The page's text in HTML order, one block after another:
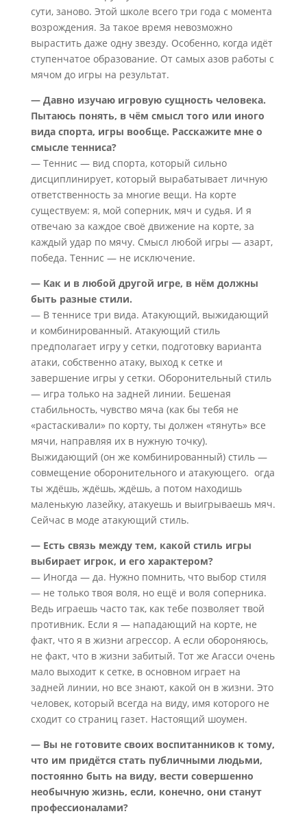
сути, заново. Этой школе всего три года с момента
возрождения. За такое время невозможно
вырастить даже одну звезду. Особенно, когда идёт
ступенчатое образование. От самых азов работы с
мячом до игры на результат.
— Давно изучаю игровую сущность человека.
Пытаюсь понять, в чём смысл того или иного
вида спорта, игры вообще. Расскажите мне о
смысле тенниса?
— Теннис — вид спорта, который сильно
дисциплинирует, который вырабатывает личную
ответственность за многие вещи. На корте
существуем: я, мой соперник, мяч и судья. И я
отвечаю за каждое своё движение на корте, за
каждый удар по мячу. Смысл любой игры — азарт,
победа. Теннис — не исключение.
— Как и в любой другой игре, в нём должны
быть разные стили.
— В теннисе три вида. Атакующий, выжидающий
и комбинированный. Атакующий стиль
предполагает игру у сетки, подготовку варианта
атаки, собственно атаку, выход к сетке и
завершение игры у сетки. Оборонительный стиль
— игра только на задней линии. Бешеная
стабильность, чувство мяча (как бы тебя не
«растаскивали» по корту, ты должен «тянуть» все
мячи, направляя их в нужную точку).
Выжидающий (он же комбинированный) стиль —
совмещение оборонительного и атакующего. огда
ты ждёшь, ждёшь, ждёшь, а потом находишь
маленькую лазейку, атакуешь и выигрываешь мяч.
Сейчас в моде атакующий стиль.
— Есть связь между тем, какой стиль игры
выбирает игрок, и его характером?
— Иногда — да. Нужно помнить, что выбор стиля
— не только твоя воля, но ещё и воля соперника.
Ведь играешь часто так, как тебе позволяет твой
противник. Если я — нападающий на корте, не
факт, что я в жизни агрессор. А если обороняюсь,
не факт, что в жизни забитый. Тот же Агасси очень
мало выходит к сетке, в основном играет на
задней линии, но все знают, какой он в жизни. Это
человек, который всегда на виду, имя которого не
сходит со страниц газет. Настоящий шоумен.
— Вы не готовите своих воспитанников к тому,
что им придётся стать публичными людьми,
постоянно быть на виду, вести совершенно
необычную жизнь, если, конечно, они станут
профессионалами?